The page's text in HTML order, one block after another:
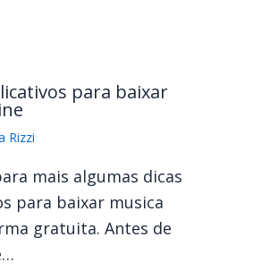
para baixar
Rizzi
mais algumas dicas
para baixar musica
gratuita. Antes de